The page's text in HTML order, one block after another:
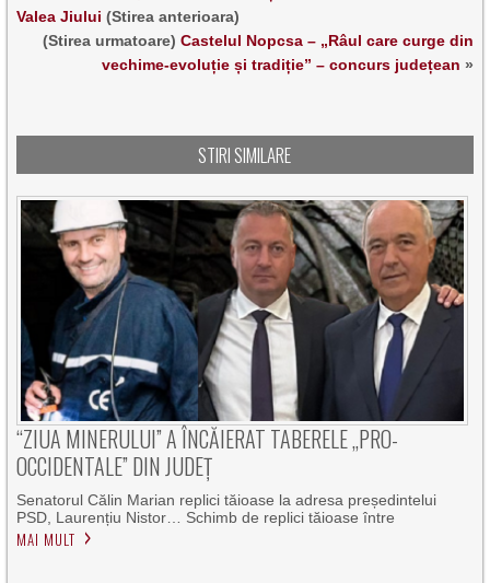
Valea Jiului (Stirea anterioara)
(Stirea urmatoare) Castelul Nopcsa – „Râul care curge din
vechime-evoluție și tradiție” – concurs județean »
STIRI SIMILARE
“ZIUA MINERULUI” A ÎNCĂIERAT TABERELE „PRO-
OCCIDENTALE” DIN JUDEȚ
Senatorul Călin Marian replici tăioase la adresa președintelui
PSD, Laurențiu Nistor… Schimb de replici tăioase între
MAI MULT